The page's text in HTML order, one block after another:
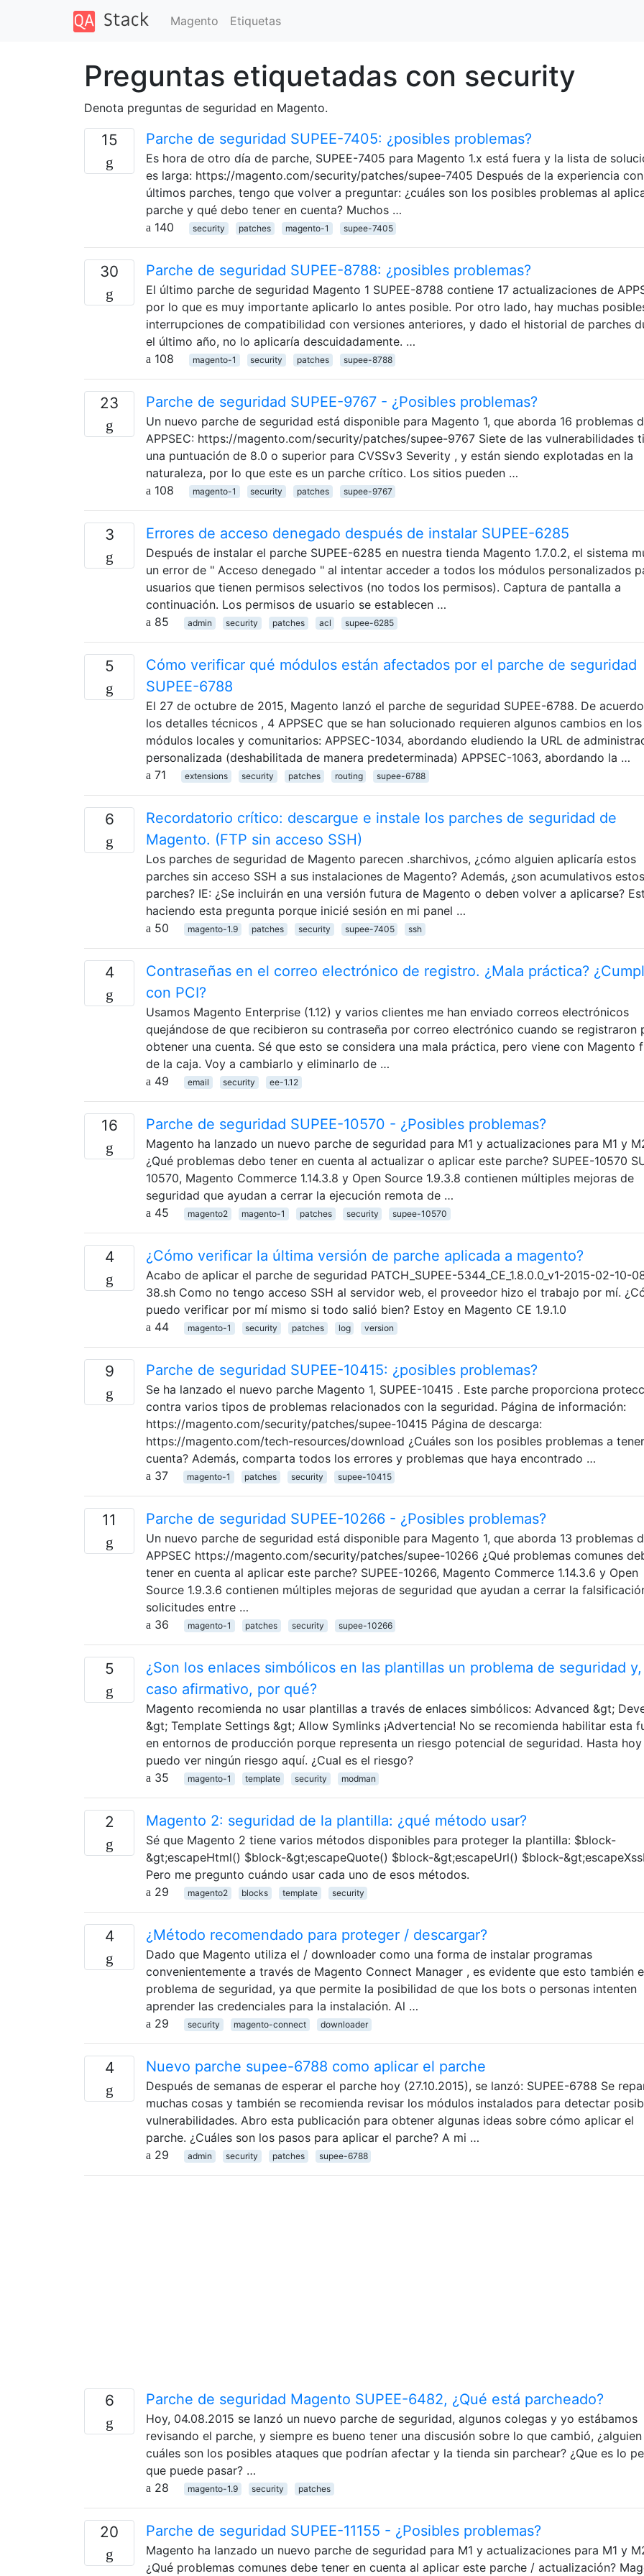
Magento Etiquetas
Preguntas etiquetadas con security
Denota preguntas de seguridad en Magento.
15 Parche de seguridad SUPEE-7405: ¿posibles problemas?
Es hora de otro día de parche, SUPEE-7405 para Magento 1.x está fuera y la lista de
es larga: https://magento.com/security/patches/supee-7405 Después de la experiencia
últimos parches, tengo que volver a preguntar: ¿cuáles son los posibles problemas al
parche y qué debo tener en cuenta? Muchos …
140
security patches magento-1 supee-7405
30 Parche de seguridad SUPEE-8788: ¿posibles problemas?
El último parche de seguridad Magento 1 SUPEE-8788 contiene 17 actualizaciones de
por lo que es muy importante aplicarlo lo antes posible. Por otro lado, hay muchas
interrupciones de compatibilidad con versiones anteriores, y dado el historial de parches
el último año, no lo aplicaría descuidadamente. …
108
magento-1 security patches supee-8788
23 Parche de seguridad SUPEE-9767 - ¿Posibles problemas?
Un nuevo parche de seguridad está disponible para Magento 1, que aborda 16 problemas
APPSEC: https://magento.com/security/patches/supee-9767 Siete de las vulnerabilidades
una puntuación de 8.0 o superior para CVSSv3 Severity , y están siendo explotadas en la
naturaleza, por lo que este es un parche crítico. Los sitios pueden …
108
magento-1 security patches supee-9767
3 Errores de acceso denegado después de instalar SUPEE-6285
Después de instalar el parche SUPEE-6285 en nuestra tienda Magento 1.7.0.2, el sistema
un error de " Acceso denegado " al intentar acceder a todos los módulos personalizados
usuarios que tienen permisos selectivos (no todos los permisos). Captura de pantalla a
continuación. Los permisos de usuario se establecen …
85
admin security patches acl supee-6285
5
Cómo verificar qué módulos están afectados por el parche de seguridad
SUPEE-6788
El 27 de octubre de 2015, Magento lanzó el parche de seguridad SUPEE-6788. De
los detalles técnicos , 4 APPSEC que se han solucionado requieren algunos cambios en los
módulos locales y comunitarios: APPSEC-1034, abordando eludiendo la URL de
personalizada (deshabilitada de manera predeterminada) APPSEC-1063, abordando la …
71
extensions security patches routing supee-6788
6
Recordatorio crítico: descargue e instale los parches de seguridad de
Magento. (FTP sin acceso SSH)
Los parches de seguridad de Magento parecen .sharchivos, ¿cómo alguien aplicaría estos
parches sin acceso SSH a sus instalaciones de Magento? Además, ¿son acumulativos estos
parches? IE: ¿Se incluirán en una versión futura de Magento o deben volver a aplicarse?
haciendo esta pregunta porque inicié sesión en mi panel …
50
magento-1.9 patches security supee-7405 ssh
4
Contraseñas en el correo electrónico de registro. ¿Mala práctica?
con PCI?
Usamos Magento Enterprise (1.12) y varios clientes me han enviado correos electrónicos
quejándose de que recibieron su contraseña por correo electrónico cuando se registraron
obtener una cuenta. Sé que esto se considera una mala práctica, pero viene con Magento
de la caja. Voy a cambiarlo y eliminarlo de …
49
email security ee-1.12
16 Parche de seguridad SUPEE-10570 - ¿Posibles problemas?
Magento ha lanzado un nuevo parche de seguridad para M1 y actualizaciones para M1 y
¿Qué problemas debo tener en cuenta al actualizar o aplicar este parche? SUPEE-10570
10570, Magento Commerce 1.14.3.8 y Open Source 1.9.3.8 contienen múltiples mejoras de
seguridad que ayudan a cerrar la ejecución remota de …
45
magento2 magento-1 patches security supee-10570
4 ¿Cómo verificar la última versión de parche aplicada a magento?
Acabo de aplicar el parche de seguridad PATCH_SUPEE-5344_CE_1.8.0.0_v1-2015-02-10-
38.sh Como no tengo acceso SSH al servidor web, el proveedor hizo el trabajo por mí.
puedo verificar por mí mismo si todo salió bien? Estoy en Magento CE 1.9.1.0
44
magento-1 security patches log version
9 Parche de seguridad SUPEE-10415: ¿posibles problemas?
Se ha lanzado el nuevo parche Magento 1, SUPEE-10415 . Este parche proporciona
contra varios tipos de problemas relacionados con la seguridad. Página de información:
https://magento.com/security/patches/supee-10415 Página de descarga:
https://magento.com/tech-resources/download ¿Cuáles son los posibles problemas a
cuenta? Además, comparta todos los errores y problemas que haya encontrado …
37
magento-1 patches security supee-10415
11 Parche de seguridad SUPEE-10266 - ¿Posibles problemas?
Un nuevo parche de seguridad está disponible para Magento 1, que aborda 13 problemas
APPSEC https://magento.com/security/patches/supee-10266 ¿Qué problemas comunes
tener en cuenta al aplicar este parche? SUPEE-10266, Magento Commerce 1.14.3.6 y Open
Source 1.9.3.6 contienen múltiples mejoras de seguridad que ayudan a cerrar la
solicitudes entre …
36
magento-1 patches security supee-10266
5
¿Son los enlaces simbólicos en las plantillas un problema de seguridad
caso afirmativo, por qué?
Magento recomienda no usar plantillas a través de enlaces simbólicos: Advanced &gt;
&gt; Template Settings &gt; Allow Symlinks ¡Advertencia! No se recomienda habilitar esta
en entornos de producción porque representa un riesgo potencial de seguridad. Hasta hoy
puedo ver ningún riesgo aquí. ¿Cual es el riesgo?
35
magento-1 template security modman
2 Magento 2: seguridad de la plantilla: ¿qué método usar?
Sé que Magento 2 tiene varios métodos disponibles para proteger la plantilla: $block-
&gt;escapeHtml() $block-&gt;escapeQuote() $block-&gt;escapeUrl() $block-
Pero me pregunto cuándo usar cada uno de esos métodos.
29
magento2 blocks template security
4 ¿Método recomendado para proteger / descargar?
Dado que Magento utiliza el / downloader como una forma de instalar programas
convenientemente a través de Magento Connect Manager , es evidente que esto también
problema de seguridad, ya que permite la posibilidad de que los bots o personas intenten
aprender las credenciales para la instalación. Al …
29
security magento-connect downloader
4 Nuevo parche supee-6788 como aplicar el parche
Después de semanas de esperar el parche hoy (27.10.2015), se lanzó: SUPEE-6788 Se
muchas cosas y también se recomienda revisar los módulos instalados para detectar
vulnerabilidades. Abro esta publicación para obtener algunas ideas sobre cómo aplicar el
parche. ¿Cuáles son los pasos para aplicar el parche? A mi …
29
admin security patches supee-6788
6 Parche de seguridad Magento SUPEE-6482, ¿Qué está parcheado?
Hoy, 04.08.2015 se lanzó un nuevo parche de seguridad, algunos colegas y yo estábamos
revisando el parche, y siempre es bueno tener una discusión sobre lo que cambió,
cuáles son los posibles ataques que podrían afectar y la tienda sin parchear? ¿Que es lo
que puede pasar? …
28
magento-1.9 security patches
20 Parche de seguridad SUPEE-11155 - ¿Posibles problemas?
Magento ha lanzado un nuevo parche de seguridad para M1 y actualizaciones para M1 y
¿Qué problemas comunes debe tener en cuenta al aplicar este parche / actualización?